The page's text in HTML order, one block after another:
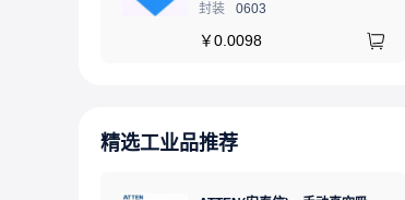
封装
0603
￥0.0098
精选工业品推荐